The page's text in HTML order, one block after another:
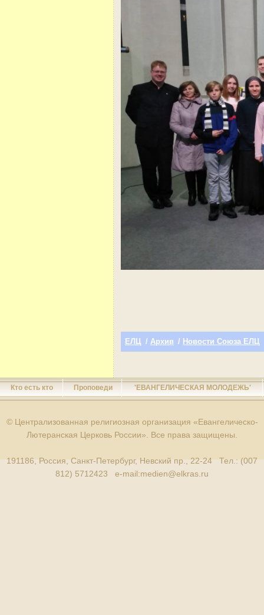
ЕЛЦ / Архив / Новости Союза ЕЛЦ
Кто есть кто Проповеди 'ЕВАНГЕЛИЧЕСКАЯ МОЛОДЕЖЬ'
© Централизованная религиозная организация «Евангелическо-
Лютеранская Церковь России». Все права защищены.
191186, Россия, Санкт-Петербург, Невский пр., 22-24 Тел.: (007
812) 5712423 e-mail:medien@elkras.ru